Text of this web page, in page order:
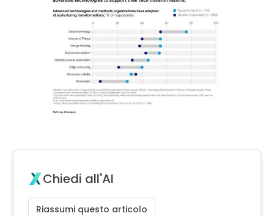
Chiedi all'AI
Riassumi questo articolo